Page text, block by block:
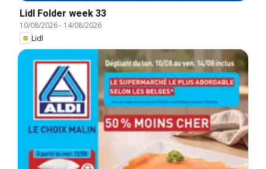
Lidl Folder week 33
10/08/2026- 14/08/2026
Lidl